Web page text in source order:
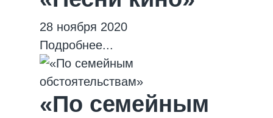
28 ноября 2020
Подробнее...
«По семейным